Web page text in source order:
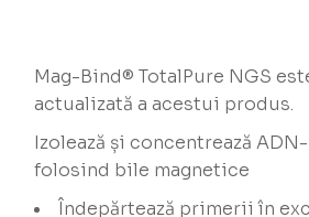
Mag-Bind® TotalPure NGS
actualizată a acestui produs.
Izolează și concentrează
folosind bile magnetice
Îndepărtează primerii în